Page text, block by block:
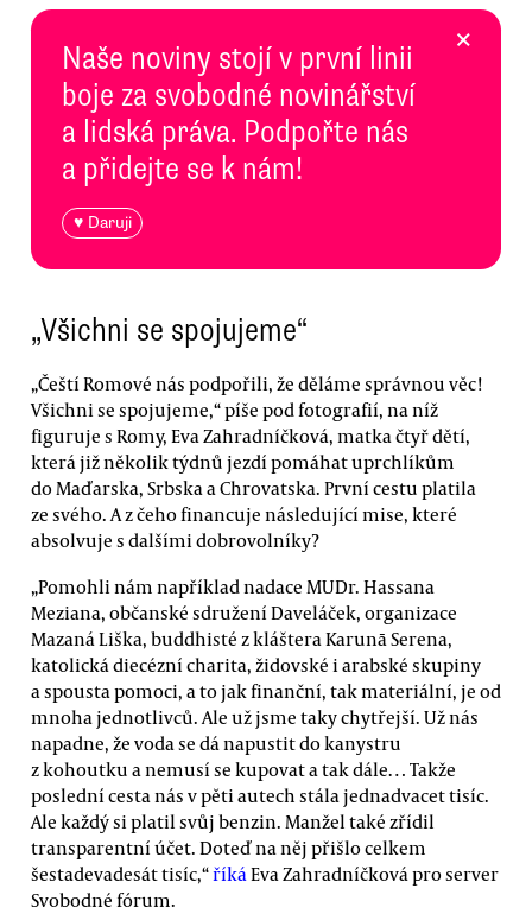
Naše noviny stojí v první linii
boje za svobodné novinářství
a lidská práva. Podpořte nás
a přidejte se k nám!
♥ Daruji
×
„Všichni se spojujeme“
„Čeští Romové nás podpořili, že děláme správnou věc!
Všichni se spojujeme,“ píše pod fotografií, na níž
figuruje s Romy, Eva Zahradníčková, matka čtyř dětí,
která již několik týdnů jezdí pomáhat uprchlíkům
do Maďarska, Srbska a Chrovatska. První cestu platila
ze svého. A z čeho financuje následující mise, které
absolvuje s dalšími dobrovolníky?
„Pomohli nám například nadace MUDr. Hassana
Meziana, občanské sdružení Daveláček, organizace
Mazaná Liška, buddhisté z kláštera Karunā Serena,
katolická diecézní charita, židovské i arabské skupiny
a spousta pomoci, a to jak finanční, tak materiální, je od
mnoha jednotlivců. Ale už jsme taky chytřejší. Už nás
napadne, že voda se dá napustit do kanystru
z kohoutku a nemusí se kupovat a tak dále… Takže
poslední cesta nás v pěti autech stála jednadvacet tisíc.
Ale každý si platil svůj benzin. Manžel také zřídil
transparentní účet. Doteď na něj přišlo celkem
šestadevadesát tisíc,“říkáEva Zahradníčková pro server
Svobodné fórum.